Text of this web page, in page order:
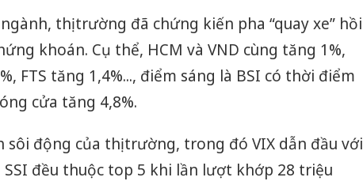
thị trường đã chứng kiến pha “quay xe” hồi
khoán. Cụ thể, HCM và VND cùng tăng 1%,
FTS tăng 1,4%..., điểm sáng là BSI có thời điểm
cửa tăng 4,8%.
sôi động của thị trường, trong đó VIX dẫn đầu với
SSI đều thuộc top 5 khi lần lượt khớp 28 triệu